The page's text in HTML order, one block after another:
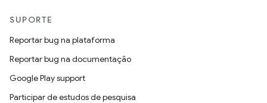
SUPORTE
Reportar bug na plataforma
Reportar bug na documentação
Google Play support
Participar de estudos de pesquisa